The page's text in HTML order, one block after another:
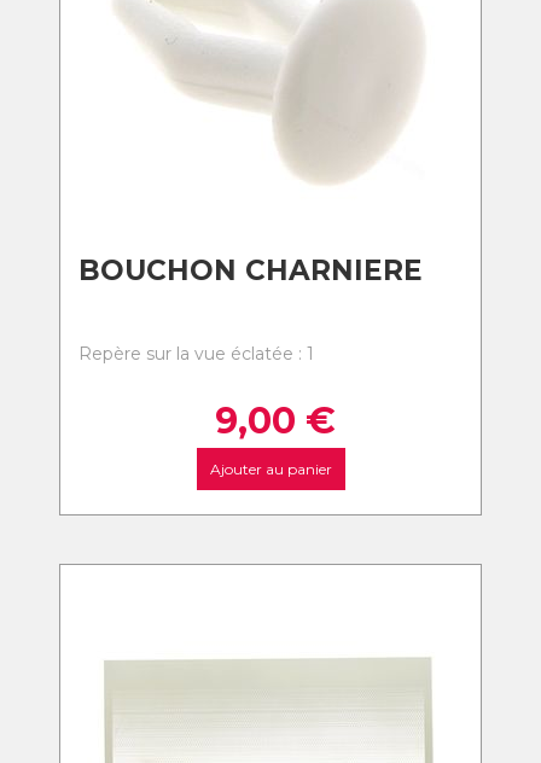
BOUCHON CHARNIERE
Repère sur la vue éclatée : 1
9,00 €
Ajouter au panier